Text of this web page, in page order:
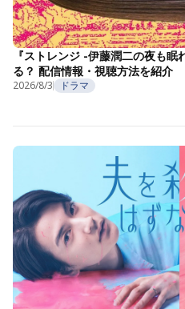
『ストレンジ -伊藤潤二の夜も
る？ 配信情報・視聴方法を紹介
2026/8/3 ドラマ